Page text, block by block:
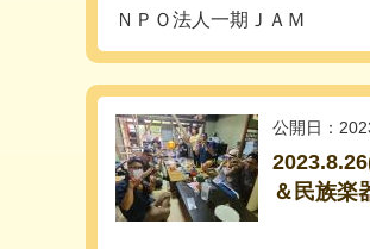
ＮＰＯ法人一期ＪＡＭ
公開日：
＆民族楽